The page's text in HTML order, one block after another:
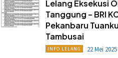
Lelang Eksekusi
Tanggung – BRI
Pekanbaru Tuanku
Tambusai
INFO LELANG 22 Mei